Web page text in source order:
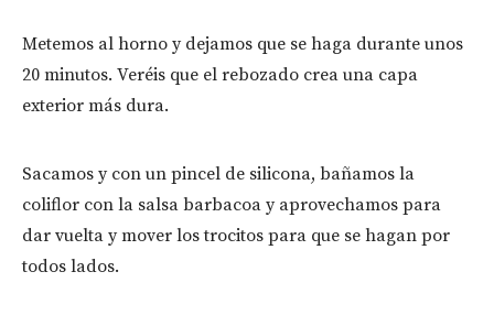
Metemos al horno y dejamos que se haga durante unos
20 minutos. Veréis que el rebozado crea una capa
exterior más dura.
Sacamos y con un pincel de silicona, bañamos la
coliflor con la salsa barbacoa y aprovechamos para
dar vuelta y mover los trocitos para que se hagan por
todos lados.